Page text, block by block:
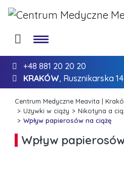
+48 881 20 20 20
KRAKÓW, Rusznikarska 14
Centrum Medyczne Meavita |
Używki w ciąży
Nikotyna a
Wpływ papierosów na ciążę
Wpływ